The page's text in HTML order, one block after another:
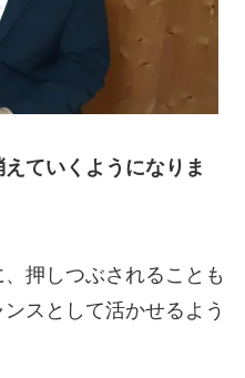
ていくようになりま
押しつぶされることも
スとして活かせるよう